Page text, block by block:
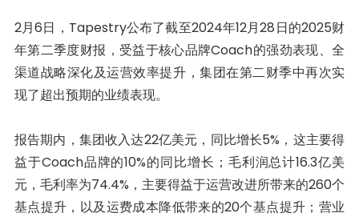
2月6日，Tapestry公布了截至2024年12月28日的2025财
年第二季度财报，受益于核心品牌Coach的强劲表现、全
渠道战略深化及运营效率提升，集团在第二财季中再次实
现了超出预期的业绩表现。
报告期内，集团收入达22亿美元，同比增长5%，这主要得
益于Coach品牌的10%的同比增长；毛利润总计16.3亿美
元，毛利率为74.4%，主要得益于运营改进所带来的260个
基点提升，以及运费成本降低带来的20个基点提升；营业